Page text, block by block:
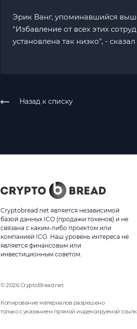
Эрик Ванг, упоминавшийся
"Избавление от всех этих
установлена так низко", -
Назад к списку
Cryptobread.net является независимой
базой данных ICO (продажи токенов) и не
связана с каким-либо проектом или
компанией ICO. Наш уровень интереса не
является финансовым или
инвестиционным советом.
© 2026 CryptoBread.net
Копирование материалов разрешено
только с указанием прямой индексируемой